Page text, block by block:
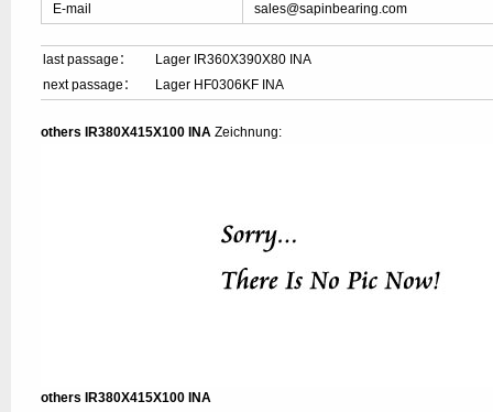
E-mail
sales@sapinbearing.com
last passage：
Lager IR360X390X80 INA
next passage：
Lager HF0306KF INA
others IR380X415X100 INA Zeichnung:
others IR380X415X100 INA